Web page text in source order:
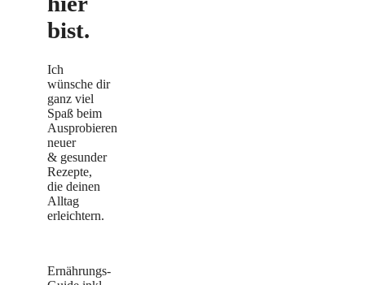
bist.
Ich
wünsche dir
ganz viel
Spaß beim
Ausprobieren
neuer
& gesunder
Rezepte,
die deinen
Alltag
erleichtern.
Ernährungs-